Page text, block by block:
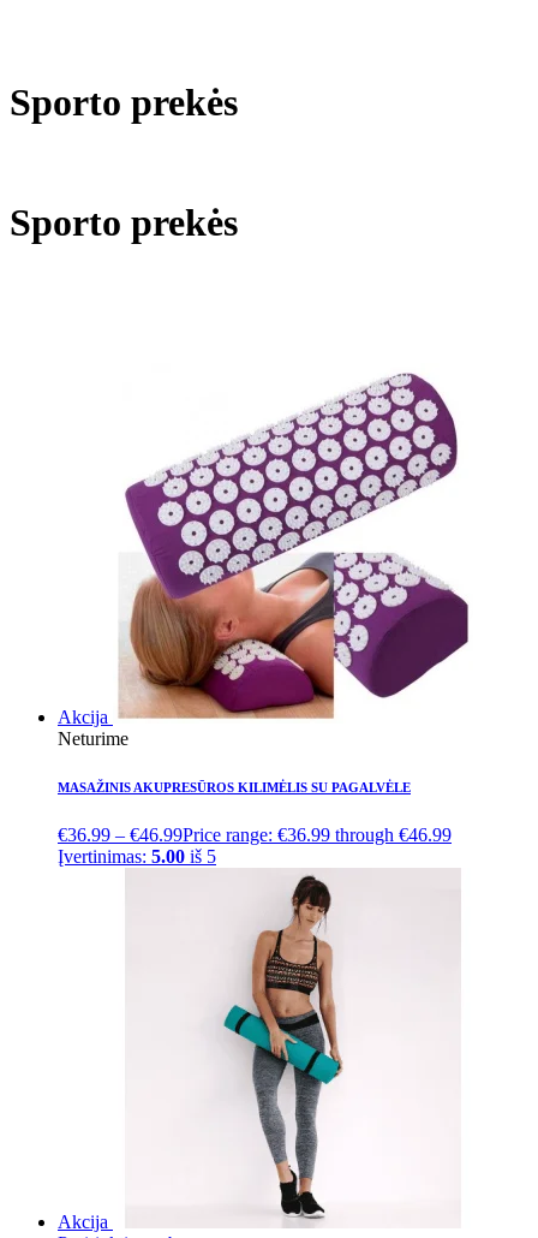
Sporto prekės
Sporto prekės
Akcija
Neturime
MASAŽINIS AKUPRESŪROS KILIMĖLIS SU PAGALVĖLE
€36.99 – €46.99Price range: €36.99 through €46.99
Įvertinimas: 5.00 iš 5
Akcija